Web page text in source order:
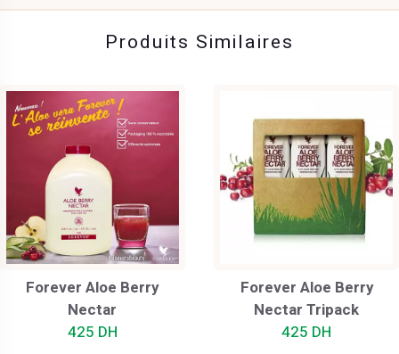
Produits Similaires
Forever Aloe Berry
Nectar
425 DH
Forever Aloe Berry
Nectar Tripack
425 DH